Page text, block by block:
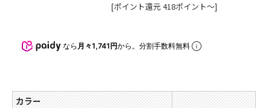
[ポイント還元 418ポイント～]
なら 月々1,741円から。分割手数料無料
カラー